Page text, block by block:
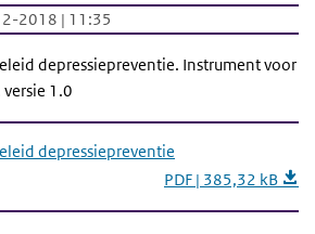
2018 | 11:35
depressiepreventie. Instrument voor
1.0
depressiepreventie
PDF | 385,32 kB